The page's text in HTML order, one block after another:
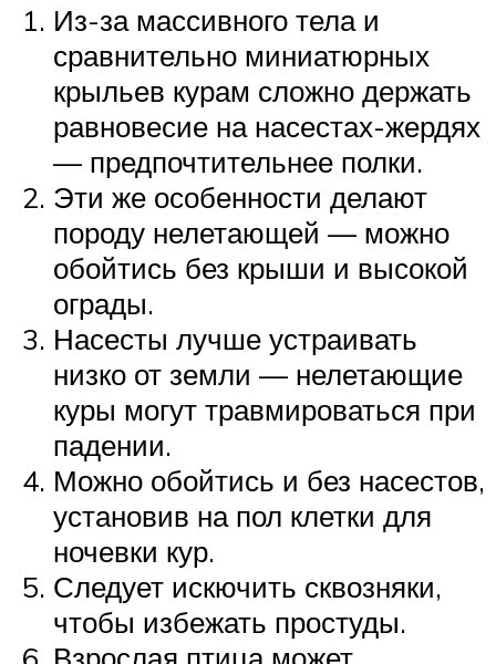
Из-за массивного тела и
сравнительно миниатюрных
крыльев курам сложно держать
равновесие на насестах-жердях
— предпочтительнее полки.
Эти же особенности делают
породу нелетающей — можно
обойтись без крыши и высокой
ограды.
Насесты лучше устраивать
низко от земли — нелетающие
куры могут травмироваться при
падении.
Можно обойтись и без насестов,
установив на пол клетки для
ночевки кур.
Следует искючить сквозняки,
чтобы избежать простуды.